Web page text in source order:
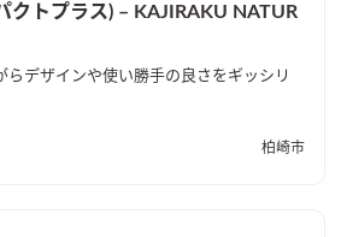
クトプラス) – KAJIRAKU NATUR
らデザインや使い勝手の良さをギッシリ
柏崎市